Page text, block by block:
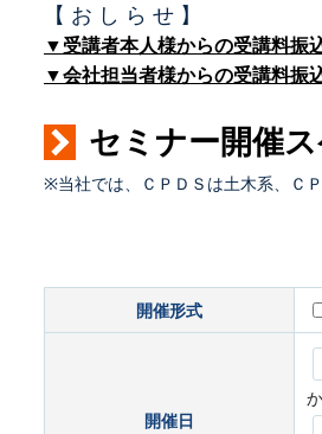
【 お し ら せ 】
▼受講者本人様からの受講料振
▼会社担当者様からの受講料振
セミナー開催
※当社では、ＣＰＤＳは土木系、Ｃ
開催形式
開催日